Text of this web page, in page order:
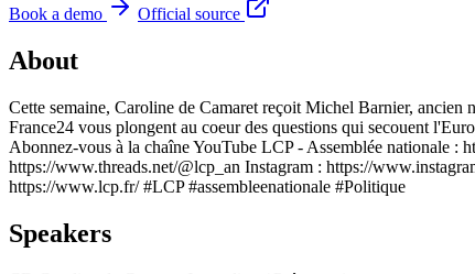
Book a demo
Official source
About
Cette semaine, Caroline de Camaret reçoit Michel Barnier,
France24 vous plongent au coeur des questions qui secouent
Abonnez-vous à la chaîne YouTube LCP - Assemblée nationale
https://www.threads.net/@lcp_an Instagram : https://
https://www.lcp.fr/ #LCP #assembleenationale #Politique
Speakers